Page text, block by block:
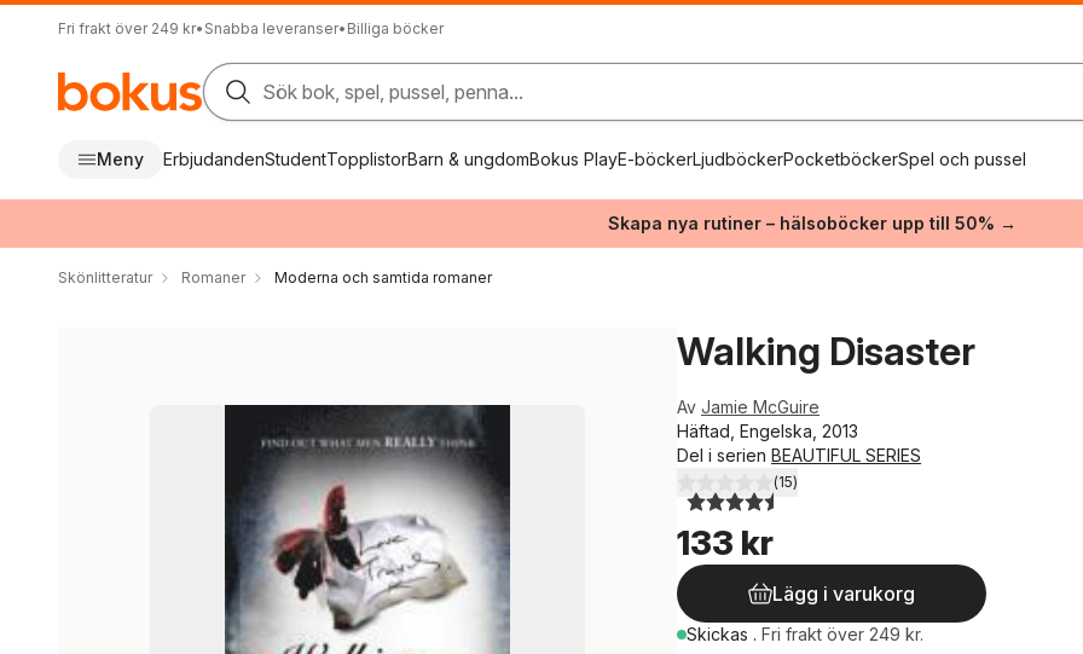
Fri frakt över 249 kr• Snabba leveranser• Billiga böcker
Sök bok, spel, pussel, penna...
Meny ErbjudandenStudentTopplistorBarn & ungdomBokus PlayE-böckerLjudböckerPocketböckerSpel och pussel
Skapa nya rutiner – hälsoböcker upp till 50% →
Skönlitteratur Romaner Moderna och samtida romaner
Walking Disaster
Av Jamie McGuire
Häftad, Engelska, 2013
Del i serien BEAUTIFUL SERIES
4,5utav 5 stjärnor. Totalt antal röster:
(15)
133 kr
Lägg i varukorg
Skickas . Fri frakt över 249 kr.